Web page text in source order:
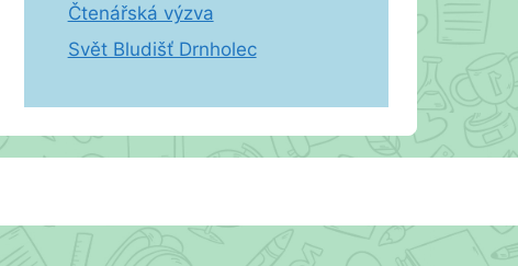
Čtenářská výzva
Svět Bludišť Drnholec